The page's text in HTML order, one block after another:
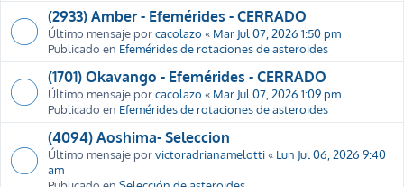
(2933) Amber - Efemérides - CERRADO
Último mensaje porcacolazo « Mar Jul 07, 2026 1:50 pm
Publicado en Efemérides de rotaciones de asteroides
(1701) Okavango - Efemérides - CERRADO
Último mensaje porcacolazo « Mar Jul 07, 2026 1:09 pm
Publicado en Efemérides de rotaciones de asteroides
(4094) Aoshima- Seleccion
Último mensaje porvictoradrianamelotti« Lun Jul 06, 2026 9:40
am